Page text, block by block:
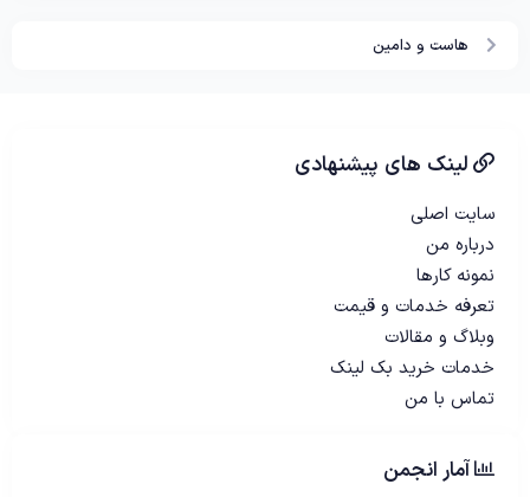
هاست و دامین
لینک های پیشنهادی
سایت اصلی
درباره من
نمونه کارها
تعرفه خدمات و قیمت
وبلاگ و مقالات
خدمات خرید بک لینک
تماس با من
آمار انجمن